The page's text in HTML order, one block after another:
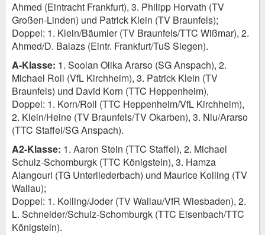
Ahmed (Eintracht Frankfurt), 3. Philipp Horvath (TV
Großen-Linden) und Patrick Klein (TV Braunfels);
Doppel: 1. Klein/Bäumler (TV Braunfels/TTC Wißmar), 2.
Ahmed/D. Balazs (Eintr. Frankfurt/TuS Siegen).
A-Klasse: 1. Soolan Olika Ararso (SG Anspach), 2.
Michael Roll (VfL Kirchheim), 3. Patrick Klein (TV
Braunfels) und David Korn (TTC Heppenheim),
Doppel: 1. Korn/Roll (TTC Heppenheim/VfL Kirchheim),
2. Klein/Heine (TV Braunfels/TV Okarben), 3. Niu/Ararso
(TTC Staffel/SG Anspach).
A2-Klasse: 1. Aaron Stein (TTC Staffel), 2. Michael
Schulz-Schomburgk (TTC Königstein), 3. Hamza
Alangouri (TG Unterliederbach) und Maurice Kolling (TV
Wallau);
Doppel: 1. Kolling/Joder (TV Wallau/VfR Wiesbaden), 2.
L. Schneider/Schulz-Schomburgk (TTC Eisenbach/TTC
Königstein).